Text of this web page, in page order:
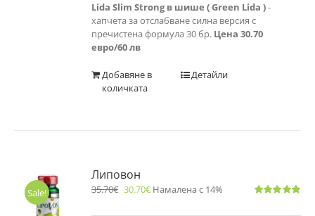
Lida Slim Strong в шише ( Green Lida )-
хапчета за отслабване силна версия с
пречистена формула 30 бр. Цена 30.70
евро/60 лв
Добавяне в
количката
Детайли
Sale!
Липовон
35.70€ 30.70€ Намалена с 14%